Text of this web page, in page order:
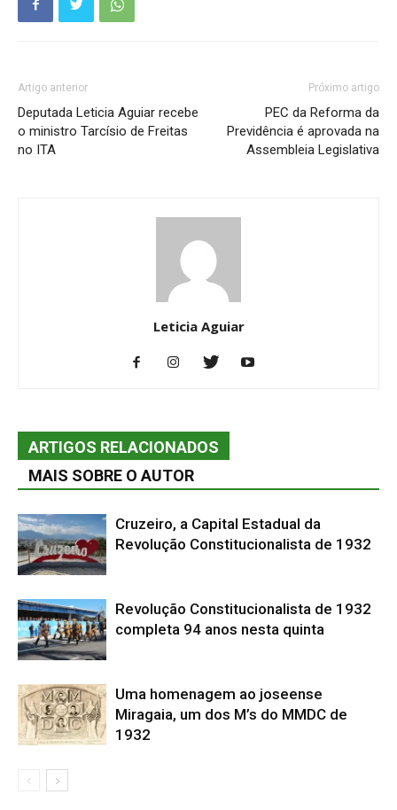
Artigo anterior
Deputada Leticia Aguiar recebe
o ministro Tarcísio de Freitas
no ITA
Próximo artigo
PEC da Reforma da
Previdência é aprovada na
Assembleia Legislativa
Leticia Aguiar
ARTIGOS RELACIONADOS
MAIS SOBRE O AUTOR
Cruzeiro, a Capital Estadual da
Revolução Constitucionalista de 1932
Revolução Constitucionalista de 1932
completa 94 anos nesta quinta
Uma homenagem ao joseense
Miragaia, um dos M’s do MMDC de
1932